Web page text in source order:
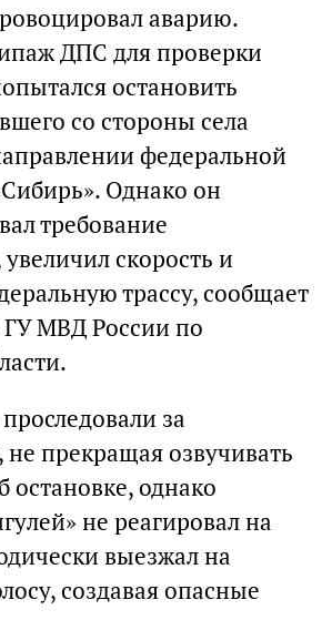
аварию.
ДПС для проверки
остановить
со стороны села
федеральной
Однако он
требование
скорость и
трассу, сообщает
ГУ МВД России по
за
прекращая озвучивать
остановке, однако
не реагировал на
выезжал на
создавая опасные